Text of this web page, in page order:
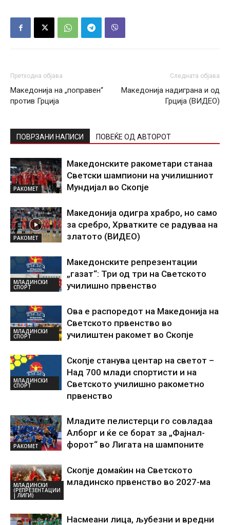
Претходна објава
Македонија на „поправен“
против Грција
Следната објава
Македонија надиграна и од
Грција (ВИДЕО)
ПОВРЗАНИ НАПИСИ ПОВЕЌЕ ОД АВТОРОТ
РАКОМЕТ
Македонските ракометари станаа
Светски шампиони на училишниот
Мундијал во Скопје
РАКОМЕТ
Македонија одигра храбро, но само
за сребро, Хрватките се радуваа на
златото (ВИДЕО)
МЛАДИНСКИ
СПОРТ
Македонските репрезентации
„газат“: Три од три на Светското
училишно првенство
МЛАДИНСКИ
СПОРТ
Ова е распоредот на Македонија на
Светското првенство во
училиштен ракомет во Скопје
МЛАДИНСКИ
СПОРТ
Скопје станува центар на светот –
Над 700 млади спортисти и на
Светското училишно ракометно
првенство
РАКОМЕТ
Младите пелистерци го совладаа
Алборг и ќе се борат за „Фајнал-
форот“ во Лигата на шампоните
МЛАДИНСКИ
(РЕПРЕЗЕНТАЦИИ
| ЛИГИ)
Скопје домаќин на Светското
младинско првенство во 2027-ма
Насмеани лица, љубезни и вредни